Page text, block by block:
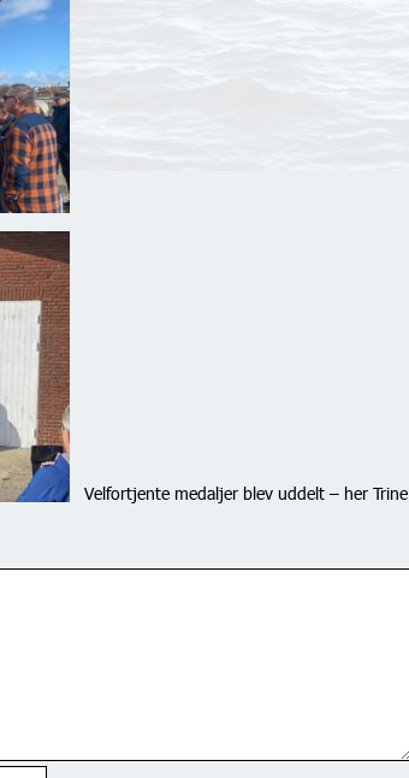
Velfortjente medaljer blev uddelt – her Trine